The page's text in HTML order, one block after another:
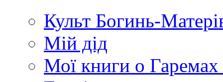
Культ Богинь-
Мій дід
Мої книги о